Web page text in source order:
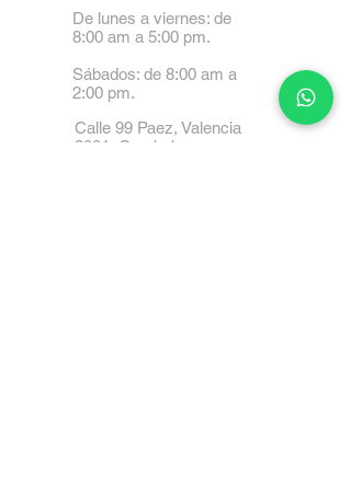
De lunes a viernes: de
8:00 am a 5:00 pm.
Sábados: de 8:00 am a
2:00 pm.
Calle 99 Paez, Valencia
2001, Carabobo